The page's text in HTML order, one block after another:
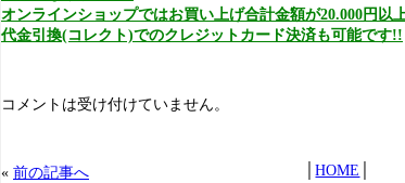
オンラインショップではお買い上げ合計金額が20.000円以
代金引換(コレクト)でのクレジットカード決済も可能です!!
コメントは受け付けていません。
« 前の記事へ │HOME